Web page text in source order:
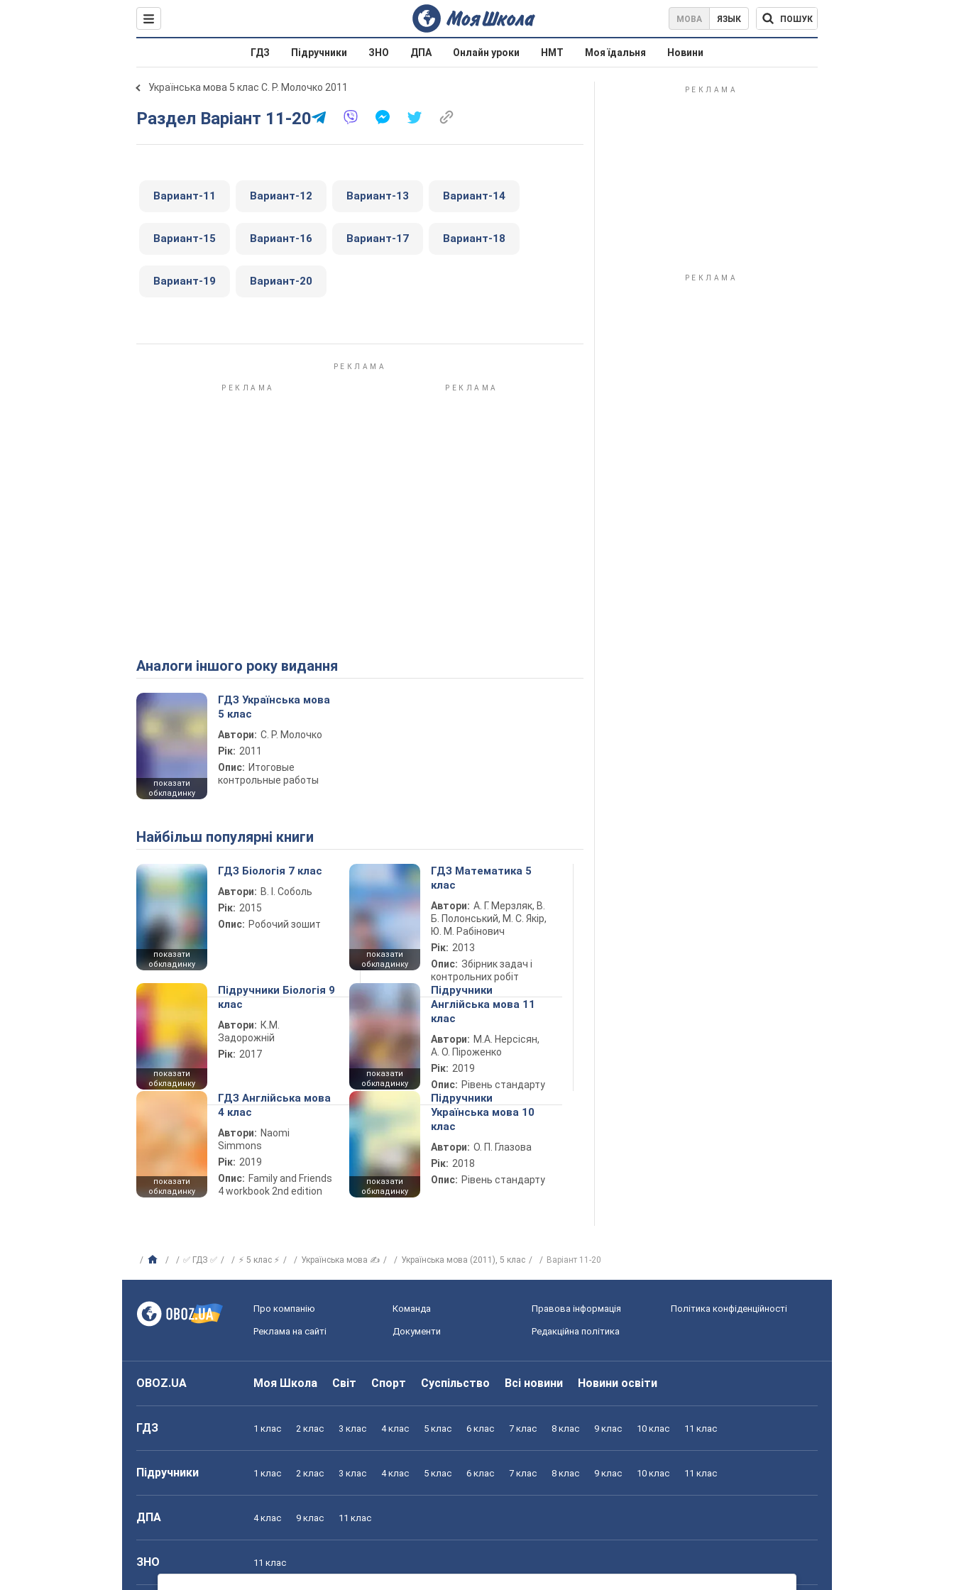
МОВА ЯЗЫК ПОШУК
ГДЗ Підручники ЗНО ДПА Онлайн уроки НМТ Моя їдальня Новини
Українська мова 5 клас С. Р. Молочко 2011
Раздел Варіант 11-20
Вариант-11 Вариант-12 Вариант-13 Вариант-14
Вариант-15 Вариант-16 Вариант-17 Вариант-18
Вариант-19 Вариант-20
Аналоги іншого року видання
показати
обкладинку
ГДЗ Українська мова
5 клас
Автори: С. Р. Молочко
Рік: 2011
Опис: Итоговые
контрольные работы
Найбільш популярні книги
показати
обкладинку
ГДЗ Біологія 7 клас
Автори: В. І. Соболь
Рік: 2015
Опис: Робочий зошит
показати
обкладинку
ГДЗ Математика 5
клас
Автори: А. Г. Мерзляк, В.
Б. Полонський, М. С. Якір,
Ю. М. Рабінович
Рік: 2013
Опис: Збірник задач і
контрольних робіт
показати
обкладинку
Підручники Біологія 9
клас
Автори: К.М.
Задорожній
Рік: 2017
показати
обкладинку
Підручники
Англійська мова 11
клас
Автори: М.А. Нерсісян,
А. О. Піроженко
Рік: 2019
Опис: Рівень стандарту
показати
обкладинку
ГДЗ Англійська мова
4 клас
Автори: Naomi
Simmons
Рік: 2019
Опис: Family and Friends
4 workbook 2nd edition
показати
обкладинку
Підручники
Українська мова 10
клас
Автори: О. П. Глазова
Рік: 2018
Опис: Рівень стандарту
✅ ГДЗ ✅ ⚡ 5 клас ⚡ Українська мова ✍ Українська мова (2011), 5 клас Варіант 11-20
Про компанію Команда Правова інформація Політика конфіденційності
Реклама на сайті Документи Редакційна політика
OBOZ.UA Моя Школа Світ Спорт Суспільство Всі новини Новини освіти
ГДЗ 1 клас 2 клас 3 клас 4 клас 5 клас 6 клас 7 клас 8 клас 9 клас 10 клас 11 клас
Підручники 1 клас 2 клас 3 клас 4 клас 5 клас 6 клас 7 клас 8 клас 9 клас 10 клас 11 клас
ДПА 4 клас 9 клас 11 клас
ЗНО 11 клас